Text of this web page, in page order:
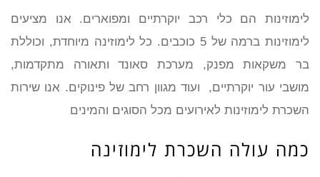
לימוזינות הם כלי רכב יוקרתיים ומפוארים. אנו מציעים
לימוזינות ברמה של 5 כוכבים. כל לימוזינה מיוחדת, וכוללת
בר משקאות מפנק, מערכת סאונד ותאורה מתקדמות,
מושבי עור יוקרתיים, ועוד מגוון רחב של פינוקים. אנו שירות
השכרת לימוזינות לאירועים מכל הסוגים והמינים
כמה עולה השכרת לימוזינה